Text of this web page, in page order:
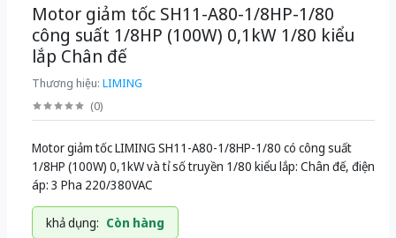
Motor giảm tốc SH11-A80-1/8HP-1/80
công suất 1/8HP (100W) 0,1kW 1/80 kiểu
lắp Chân đế
Thương hiệu: LIMING
(0)
Motor giảm tốc LIMING SH11-A80-1/8HP-1/80 có công suất
1/8HP (100W) 0,1kW và tỉ số truyền 1/80 kiểu lắp: Chân đế, điện
áp: 3 Pha 220/380VAC
khả dụng: Còn hàng